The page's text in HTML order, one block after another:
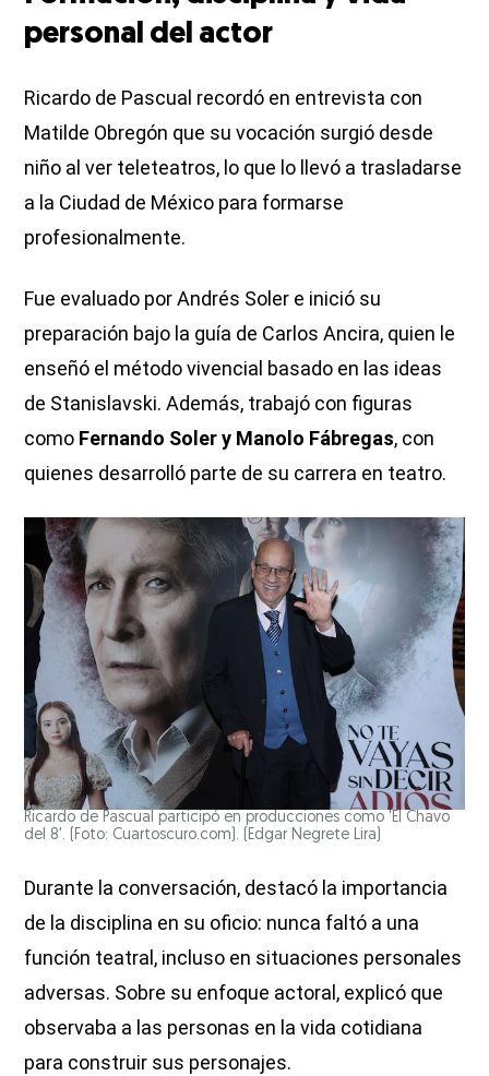
personal del actor
Ricardo de Pascual recordó en entrevista con
Matilde Obregón que su vocación surgió desde
niño al ver teleteatros, lo que lo llevó a trasladarse
a la Ciudad de México para formarse
profesionalmente.
Fue evaluado por Andrés Soler e inició su
preparación bajo la guía de Carlos Ancira, quien le
enseñó el método vivencial basado en las ideas
de Stanislavski. Además, trabajó con figuras
como Fernando Soler y Manolo Fábregas, con
quienes desarrolló parte de su carrera en teatro.
Ricardo de Pascual participó en producciones como 'El Chavo
del 8'. (Foto: Cuartoscuro.com).
(Edgar Negrete Lira)
Durante la conversación, destacó la importancia
de la disciplina en su oficio: nunca faltó a una
función teatral, incluso en situaciones personales
adversas. Sobre su enfoque actoral, explicó que
observaba a las personas en la vida cotidiana
para construir sus personajes.